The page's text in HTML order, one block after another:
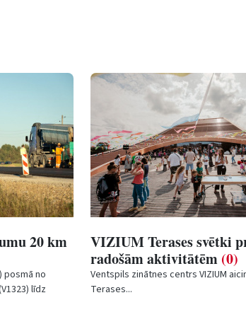
20 km
posmā no
līdz
VIZIUM Terases svētki
radošām aktivitātēm (0)
Ventspils zinātnes centrs VIZIUM
Terases...